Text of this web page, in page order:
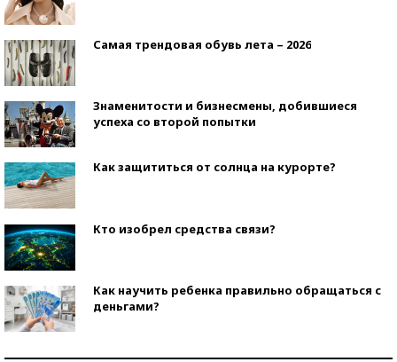
Самая трендовая обувь лета – 2026
Знаменитости и бизнесмены, добившиеся
успеха со второй попытки
Как защититься от солнца на курорте?
Кто изобрел средства связи?
Как научить ребенка правильно обращаться с
деньгами?